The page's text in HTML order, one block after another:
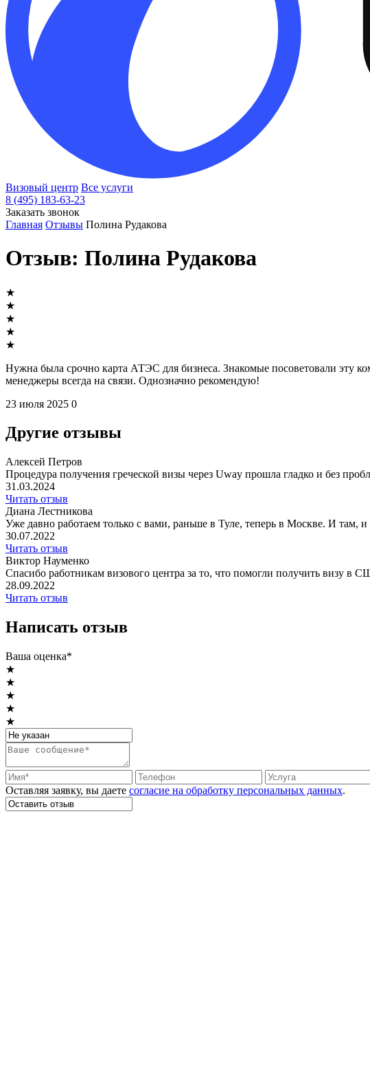
Визовый центр Все услуги
8 (495) 183-63-23
Заказать звонок
Главная Отзывы Полина Рудакова
Отзыв: Полина Рудакова
★
★
★
★
★
Нужна была срочно карта АТЭС для бизнеса. Знакомые посоветовали эту
менеджеры всегда на связи. Однозначно рекомендую!
23 июля 2025 0
Другие отзывы
Алексей Петров
Процедура получения греческой визы через Uway прошла гладко и без
31.03.2024
Читать отзыв
Диана Лестникова
Уже давно работаем только с вами, раньше в Туле, теперь в Москве. И там, и
30.07.2022
Читать отзыв
Виктор Науменко
Спасибо работникам визового центра за то, что помогли получить визу в
28.09.2022
Читать отзыв
Написать отзыв
Ваша оценка*
★
★
★
★
★
Оставляя заявку, вы даете согласие на обработку персональных данных.